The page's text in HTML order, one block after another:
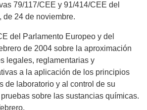
79/117/CEE y 91/414/CEE del
de 24 de noviembre.
del Parlamento Europeo y del
de 2004 sobre la aproximación
legales, reglamentarias y
a la aplicación de los principios
de laboratorio y al control de su
sobre las sustancias químicas.